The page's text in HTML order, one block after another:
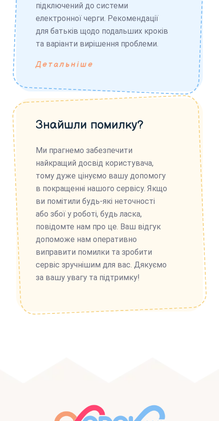
підключений до системи
електронної черги. Рекомендації
для батьків щодо подальших кроків
та варіанти вирішення проблеми.
Детальніше
Знайшли помилку?
Ми прагнемо забезпечити
найкращий досвід користувача,
тому дуже цінуємо вашу допомогу
в покращенні нашого сервісу. Якщо
ви помітили будь-які неточності
або збої у роботі, будь ласка,
повідомте нам про це. Ваш відгук
допоможе нам оперативно
виправити помилки та зробити
сервіс зручнішим для вас. Дякуємо
за вашу увагу та підтримку!